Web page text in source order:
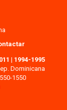
| 1994-1995
Dominicana
1550